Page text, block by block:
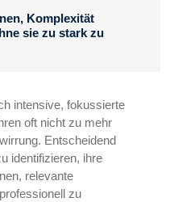
Komplexität
sie zu stark zu
intensive, fokussierte
oft nicht zu mehr
Entscheidend
identifizieren, ihre
relevante
zu